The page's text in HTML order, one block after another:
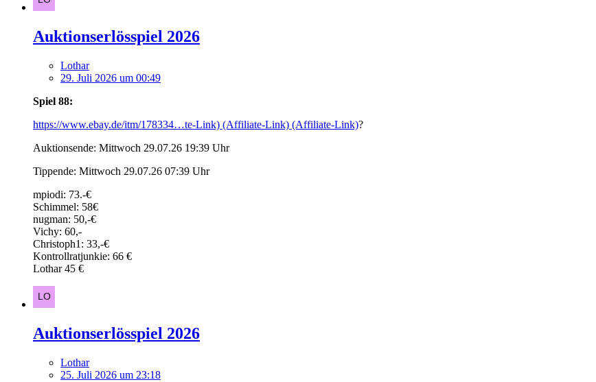
Auktionserlösspiel 2026
Lothar
29. Juli 2026 um 00:49
Spiel 88:
https://www.ebay.de/itm/178334…te-Link) (Affiliate-Link) (Affiliate-Link)?
Auktionsende: Mittwoch 29.07.26 19:39 Uhr
Tippende: Mittwoch 29.07.26 07:39 Uhr
mpiodi: 73.-€
Schimmel: 58€
nugman: 50,-€
Vichy: 60,-
Christoph1: 33,-€
Kontrollratjunkie: 66 €
Lothar 45 €
Auktionserlösspiel 2026
Lothar
25. Juli 2026 um 23:18